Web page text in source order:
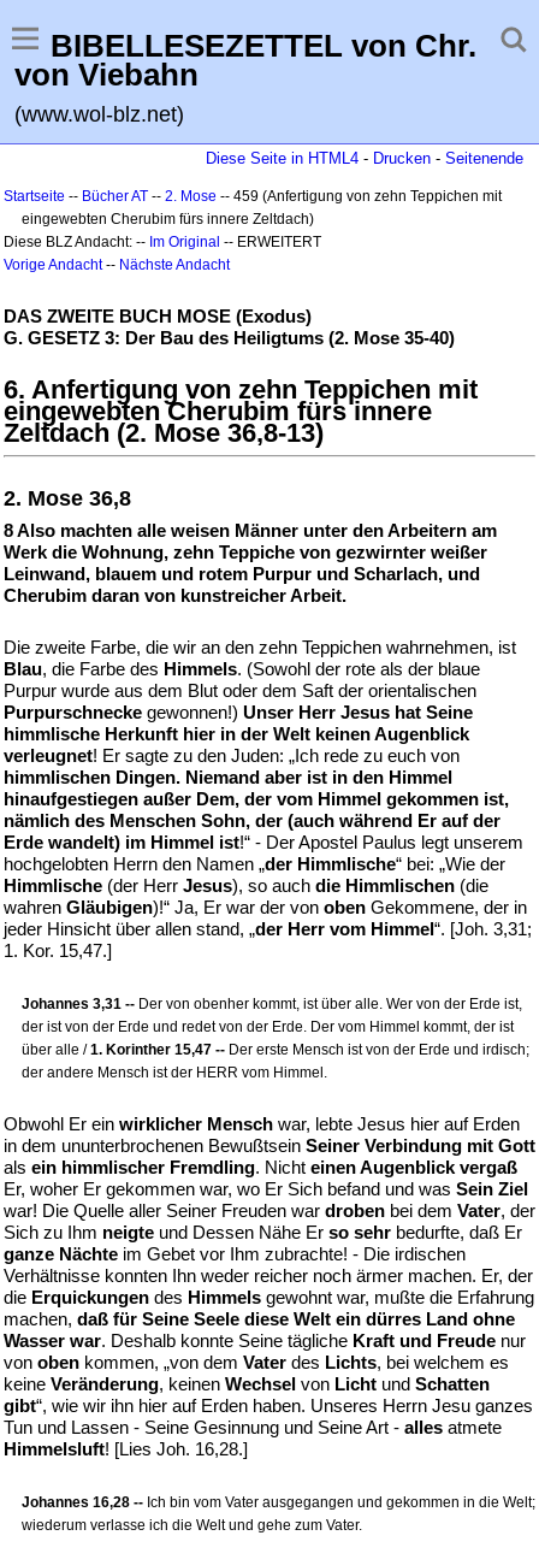
BIBELLESEZETTEL von Chr.
von Viebahn
(www.wol-blz.net)
Diese Seite in HTML4 - Drucken - Seitenende
Startseite -- Bücher AT -- 2. Mose -- 459 (Anfertigung von zehn Teppichen mit
eingewebten Cherubim fürs innere Zeltdach)
Diese BLZ Andacht: -- Im Original -- ERWEITERT
Vorige Andacht-- Nächste Andacht
DAS ZWEITE BUCH MOSE (Exodus)
G. GESETZ 3: Der Bau des Heiligtums (2. Mose 35-40)
6. Anfertigung von zehn Teppichen mit
eingewebten Cherubim fürs innere
Zeltdach (2. Mose 36,8-13)
2. Mose 36,8
8 Also machten alle weisen Männer unter den Arbeitern am
Werk die Wohnung, zehn Teppiche von gezwirnter weißer
Leinwand, blauem und rotem Purpur und Scharlach, und
Cherubim daran von kunstreicher Arbeit.
Die zweite Farbe, die wir an den zehn Teppichen wahrnehmen, ist
Blau, die Farbe des Himmels. (Sowohl der rote als der blaue
Purpur wurde aus dem Blut oder dem Saft der orientalischen
Purpurschnecke gewonnen!) Unser Herr Jesus hat Seine
himmlische Herkunft hier in der Welt keinen Augenblick
verleugnet! Er sagte zu den Juden: „Ich rede zu euch von
himmlischen Dingen. Niemand aber ist in den Himmel
hinaufgestiegen außer Dem, der vom Himmel gekommen ist,
nämlich des Menschen Sohn, der (auch während Er auf der
Erde wandelt) im Himmel ist!“ - Der Apostel Paulus legt unserem
hochgelobten Herrn den Namen „der Himmlische“ bei: „Wie der
Himmlische (der Herr Jesus), so auch die Himmlischen (die
wahren Gläubigen)!“ Ja, Er war der von oben Gekommene, der in
jeder Hinsicht über allen stand, „der Herr vom Himmel“. [Joh. 3,31;
1. Kor. 15,47.]
Johannes 3,31 -- Der von obenher kommt, ist über alle. Wer von der Erde ist,
der ist von der Erde und redet von der Erde. Der vom Himmel kommt, der ist
über alle /1. Korinther 15,47 -- Der erste Mensch ist von der Erde und irdisch;
der andere Mensch ist der HERR vom Himmel.
Obwohl Er ein wirklicher Mensch war, lebte Jesus hier auf Erden
in dem ununterbrochenen Bewußtsein Seiner Verbindung mit Gott
als ein himmlischer Fremdling. Nicht einen Augenblick vergaß
Er, woher Er gekommen war, wo Er Sich befand und was Sein Ziel
war! Die Quelle aller Seiner Freuden war droben bei dem Vater, der
Sich zu Ihm neigte und Dessen Nähe Er so sehr bedurfte, daß Er
ganze Nächte im Gebet vor Ihm zubrachte! - Die irdischen
Verhältnisse konnten Ihn weder reicher noch ärmer machen. Er, der
die Erquickungen des Himmels gewohnt war, mußte die Erfahrung
machen, daß für Seine Seele diese Welt ein dürres Land ohne
Wasser war. Deshalb konnte Seine tägliche Kraft und Freude nur
von oben kommen, „von dem Vater des Lichts, bei welchem es
keine Veränderung, keinen Wechsel von Licht und Schatten
gibt“, wie wir ihn hier auf Erden haben. Unseres Herrn Jesu ganzes
Tun und Lassen - Seine Gesinnung und Seine Art - alles atmete
Himmelsluft! [Lies Joh. 16,28.]
Johannes 16,28 -- Ich bin vom Vater ausgegangen und gekommen in die Welt;
wiederum verlasse ich die Welt und gehe zum Vater.